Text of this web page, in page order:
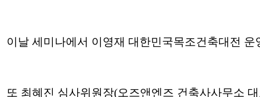
이날 세미나에서 이영재 대한민국목조건축대전 운
또 최혜진 심사위원장(오즈앤엔즈 건축사사무소